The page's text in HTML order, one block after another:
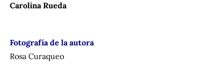
Carolina Rueda
Fotografía de la autora
Rosa Curaqueo